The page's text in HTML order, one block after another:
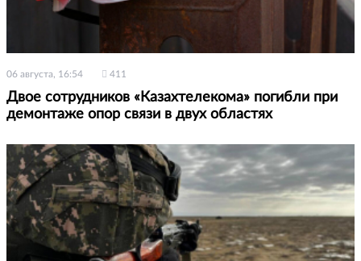
06 августа, 16:54 411
Двое сотрудников «Казахтелекома» погибли при
демонтаже опор связи в двух областях